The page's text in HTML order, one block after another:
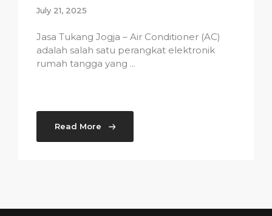
July 21, 2025
Jasa Tukang Jogja – Air Conditioner (AC)
adalah salah satu perangkat elektronik
rumah tangga yang ...
Read More